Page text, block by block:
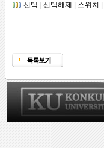
선택
선택해제 스위치